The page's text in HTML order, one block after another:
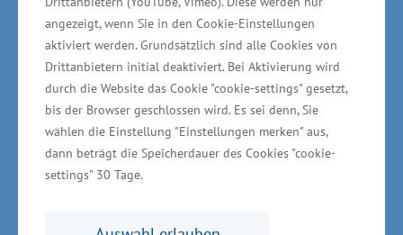
angezeigt, wenn Sie in den Cookie-Einstellungen
aktiviert werden. Grundsätzlich sind alle Cookies von
Drittanbietern initial deaktiviert. Bei Aktivierung wird
durch die Website das Cookie "cookie-settings" gesetzt,
bis der Browser geschlossen wird. Es sei denn, Sie
wählen die Einstellung "Einstellungen merken" aus,
dann beträgt die Speicherdauer des Cookies "cookie-
settings" 30 Tage.
eletronics GmbH in Rehna. Dort ist die
Errichtung einer Betriebsstätte zur Herstellung
elektronischer Baugruppen unterstützt worden
(Gesamtinvestition 1,665 Millionen Euro;
Förderung rund 376.000 Euro).
Darüber hinaus steht ein KMU-Darlehensfonds